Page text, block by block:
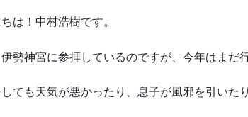
は！中村浩樹です。
勢神宮に参拝しているのですが、今年はまだ
ても天気が悪かったり、息子が風邪を引いた